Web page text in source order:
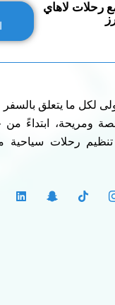
رحلات لاهاي
لكل ما يتعلق
ومريحة، ابتداءً من
تنظيم رحلات سياحية